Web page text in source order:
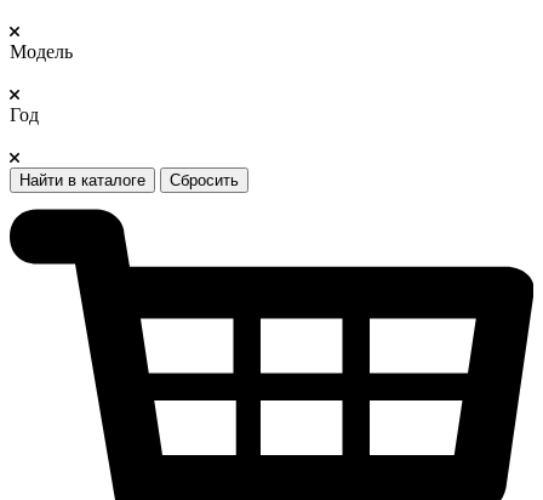
Модель
Год
Найти в каталоге Сбросить